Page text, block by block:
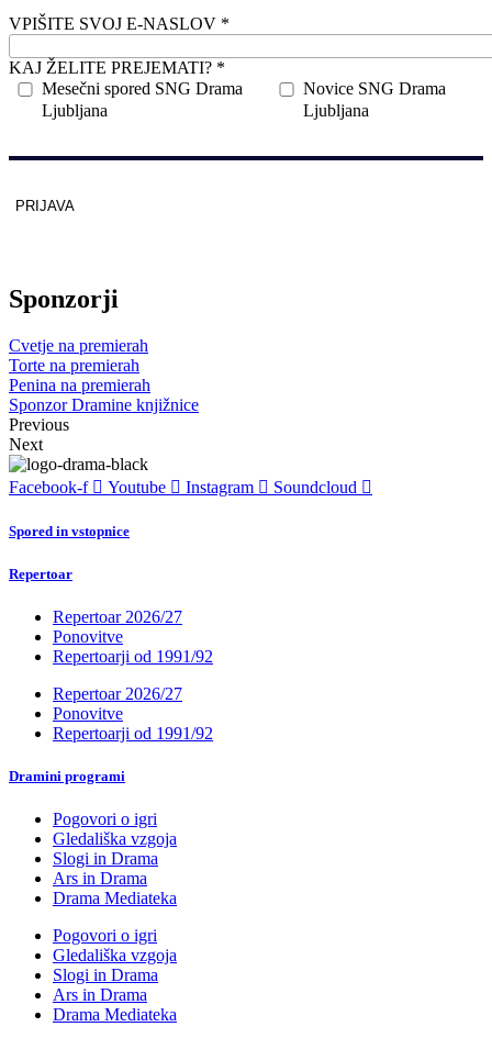
VPIŠITE SVOJ E-NASLOV *
KAJ ŽELITE PREJEMATI? *
Mesečni spored SNG Drama
Ljubljana
Novice SNG Drama
Ljubljana
PRIJAVA
Sponzorji
Cvetje na premierah
Torte na premierah
Penina na premierah
Sponzor Dramine knjižnice
Previous
Next
Facebook-f Youtube Instagram Soundcloud
Spored in vstopnice
Repertoar
Repertoar 2026/27
Ponovitve
Repertoarji od 1991/92
Repertoar 2026/27
Ponovitve
Repertoarji od 1991/92
Dramini programi
Pogovori o igri
Gledališka vzgoja
Slogi in Drama
Ars in Drama
Drama Mediateka
Pogovori o igri
Gledališka vzgoja
Slogi in Drama
Ars in Drama
Drama Mediateka